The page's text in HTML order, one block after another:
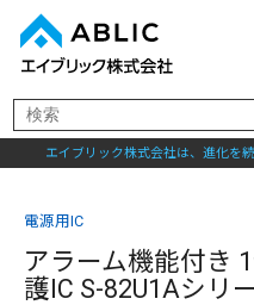
エイブリック株式会社は、進化を
電源用IC
アラーム機能付き
護IC S-82U1Aシリ